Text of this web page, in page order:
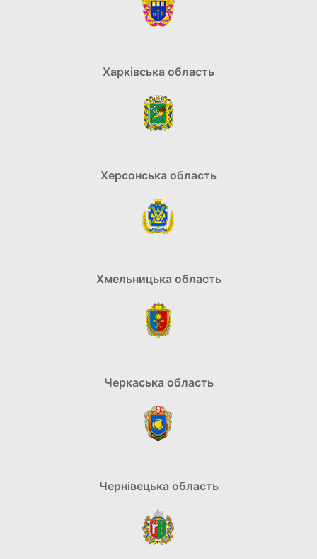
Харківська область
Херсонська область
Хмельницька область
Черкаська область
Чернівецька область